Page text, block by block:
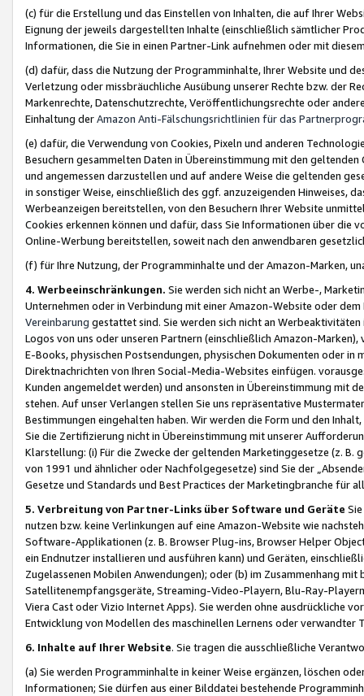
(c) für die Erstellung und das Einstellen von Inhalten, die auf Ihrer
Eignung der jeweils dargestellten Inhalte (einschließlich sämtlicher
Informationen, die Sie in einen Partner-Link aufnehmen oder mit
(d) dafür, dass die Nutzung der Programminhalte, Ihrer Website und
Verletzung oder missbräuchliche Ausübung unserer Rechte bzw. der
Markenrechte, Datenschutzrechte, Veröffentlichungsrechte oder
Einhaltung derAmazon Anti-Fälschungsrichtlinien für das
(e) dafür, die Verwendung von Cookies, Pixeln und anderen
Besuchern gesammelten Daten in Übereinstimmung mit den
und angemessen darzustellen und auf andere Weise die geltenden
in sonstiger Weise, einschließlich des ggf. anzuzeigenden Hinweises,
Werbeanzeigen bereitstellen, von den Besuchern Ihrer Website
Cookies erkennen können und dafür, dass Sie Informationen über die
Online-Werbung bereitstellen, soweit nach den anwendbaren
(f) für Ihre Nutzung, der Programminhalte und der Amazon-Marken,
4. Werbeeinschränkungen. Sie werden sich nicht an Werbe-,
Unternehmen oder in Verbindung mit einer Amazon-Website oder
Vereinbarung gestattet sind. Sie werden sich nicht an
Logos von uns oder unseren Partnern (einschließlich Amazon-
E-Books, physischen Postsendungen, physischen Dokumenten oder in
Direktnachrichten von Ihren Social-Media-Websites einfügen.
Kunden angemeldet werden) und ansonsten in Übereinstimmung mit
stehen. Auf unser Verlangen stellen Sie uns repräsentative
Bestimmungen eingehalten haben. Wir werden die Form und den
Sie die Zertifizierung nicht in Übereinstimmung mit unserer
Klarstellung: (i) Für die Zwecke der geltenden Marketinggesetze (z. B.
von 1991 und ähnlicher oder Nachfolgegesetze) sind Sie der
Gesetze und Standards und Best Practices der Marketingbranche für
5. Verbreitung von Partner-Links über Software und Geräte
nutzen bzw. keine Verlinkungen auf eine Amazon-Website wie
Software-Applikationen (z. B. Browser Plug-ins, Browser Helper
ein Endnutzer installieren und ausführen kann) und Geräten,
Zugelassenen Mobilen Anwendungen); oder (b) im Zusammenhang
Satellitenempfangsgeräte, Streaming-Video-Playern, Blu-Ray-
Viera Cast oder Vizio Internet Apps). Sie werden ohne ausdrückliche
Entwicklung von Modellen des maschinellen Lernens oder
6. Inhalte auf Ihrer Website. Sie tragen die ausschließliche
(a) Sie werden Programminhalte in keiner Weise ergänzen, löschen
Informationen; Sie dürfen aus einer Bilddatei bestehende